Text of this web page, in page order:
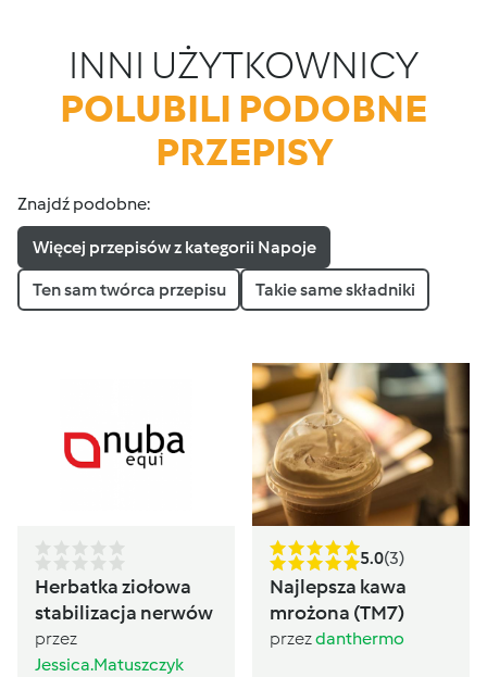
INNI UŻYTKOWNICY
POLUBILI PODOBNE
PRZEPISY
Znajdź podobne:
Więcej przepisów z kategorii Napoje
Ten sam twórca przepisu Takie same składniki
Herbatka ziołowa
stabilizacja nerwów
przez
Jessica.Matuszczyk
5.0(3)
Najlepsza kawa
mrożona (TM7)
przezdanthermo